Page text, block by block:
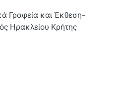
Γραφεία και Έκθεση-
Ηρακλείου Κρήτης